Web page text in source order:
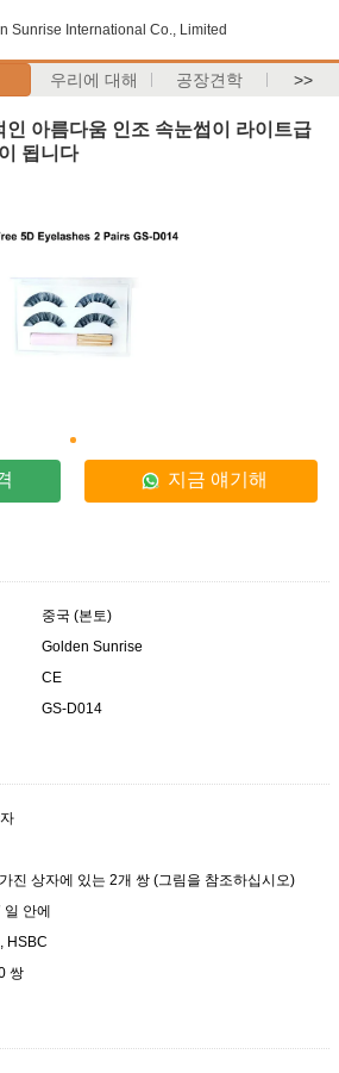
Sunrise International Co., Limited
우리에 대해 공장견학 >>
아름다움 인조 속눈썹이 라이트급
됩니다
지금 얘기해
중국 (본토)
Golden Sunrise
CE
GS-D014
진 상자에 있는 2개 쌍 (그림을 참조하십시오)
일 안에
HSBC
쌍